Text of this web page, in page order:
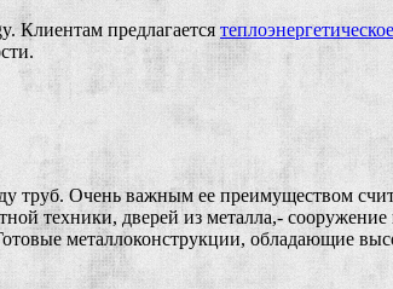
Клиентам предлагается
труб. Очень важным ее преимуществом
техники, дверей из металла,-
металлоконструкции, обладающие